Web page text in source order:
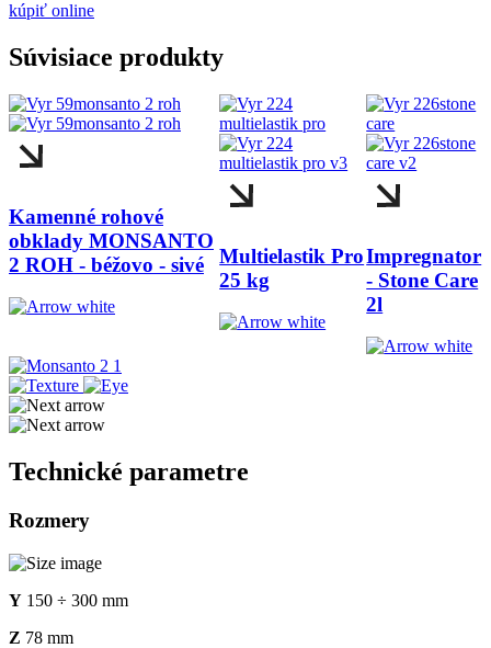
kúpiť online
Súvisiace produkty
Kamenné rohové
obklady MONSANTO
2 ROH - béžovo - sivé
Multielastik Pro
25 kg
Impregnator
- Stone Care
2l
Technické parametre
Rozmery
Y 150 ÷ 300 mm
Z 78 mm